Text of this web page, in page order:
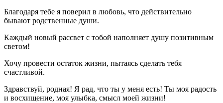
Благодаря тебе я поверил в любовь, что действительно
бывают родственные души.
Каждый новый рассвет с тобой наполняет душу позитивным
светом!
Хочу провести остаток жизни, пытаясь сделать тебя
счастливой.
Здравствуй, родная! Я рад, что ты у меня есть! Ты моя радость
и восхищение, моя улыбка, смысл моей жизни!